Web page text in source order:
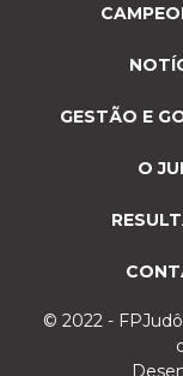
GESTÃO E
O
© 2022 -